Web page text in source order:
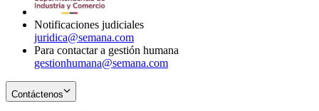
Notificaciones judiciales
juridica@semana.com
Para contactar a gestión humana
gestionhumana@semana.com
Contáctenos